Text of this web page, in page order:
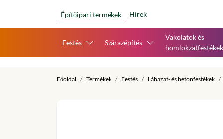
Építőipari termékek Hírek
Festés Szárazépítés
Vakolatok és
homlokzatfestékek
Főoldal Termékek Festés Lábazat- és betonfestékek